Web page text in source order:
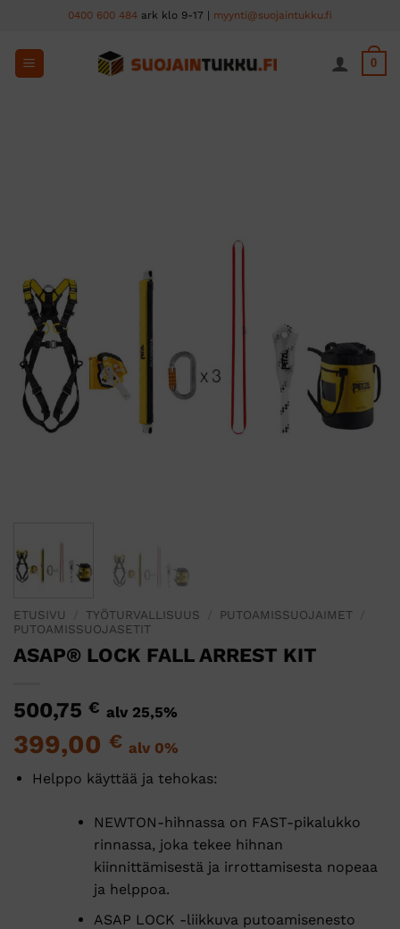
content
0400 600 484 ark klo 9-17 | myynti@suojaintukku.fi
0
ETUSIVU TYÖTURVALLISUUS PUTOAMISSUOJAIMET
PUTOAMISSUOJASETIT
ASAP® LOCK FALL ARREST KIT
500,75 € alv 25,5%
399,00 € alv 0%
Helppo käyttää ja tehokas:
NEWTON-hihnassa on FAST-pikalukko
rinnassa, joka tekee hihnan
kiinnittämisestä ja irrottamisesta nopeaa
ja helppoa.
ASAP LOCK -liikkuva putoamisenesto